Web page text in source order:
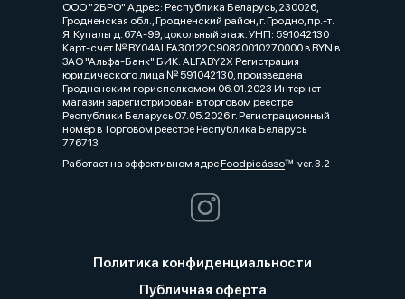
ООО "2БРО" Адрес: Республика Беларусь, 230026,
Гродненская обл., Гродненский район, г. Гродно, пр.-т.
Я. Купалы д. 67А-99, цокольный этаж. УНП: 591042130
Карт-счет № BY04ALFA30122C90820010270000 в BYN в
ЗАО "Альфа-Банк" БИК: ALFABY2X Регистрация
юридического лица № 591042130, произведена
Гродненским горисполкомом 06.01.2023 Интернет-
магазин зарегистрирован в торговом реестре
Республики Беларусь 07.05.2026 г. Регистрационный
номер в Торговом реестре Республика Беларусь
776713
Работает на эффективном ядреFoodpicássover. 3.2
Политика конфиденциальности
Публичная оферта